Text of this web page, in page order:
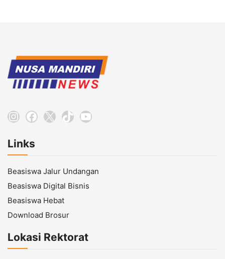
Instagram
Facebook
X TikTokYouTube
Links
Beasiswa Jalur Undangan
Beasiswa Digital Bisnis
Beasiswa Hebat
Download Brosur
Lokasi Rektorat